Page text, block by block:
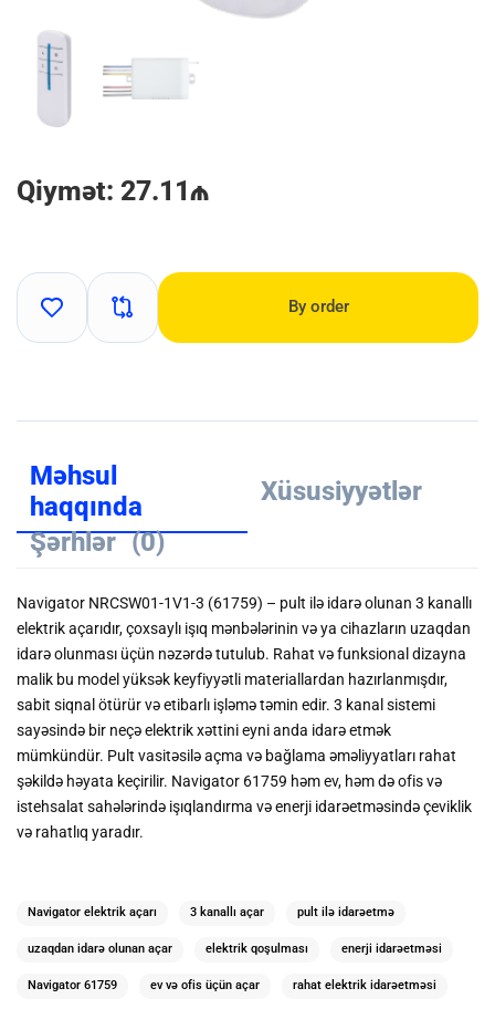
Qiymət: 27.11₼
By order
Məhsul
haqqında
Xüsusiyyətlər
Şərhlər (0)
Navigator NRCSW01-1V1-3 (61759) – pult ilə idarə olunan 3 kanallı
elektrik açarıdır, çoxsaylı işıq mənbələrinin və ya cihazların uzaqdan
idarə olunması üçün nəzərdə tutulub. Rahat və funksional dizayna
malik bu model yüksək keyfiyyətli materiallardan hazırlanmışdır,
sabit siqnal ötürür və etibarlı işləmə təmin edir. 3 kanal sistemi
sayəsində bir neçə elektrik xəttini eyni anda idarə etmək
mümkündür. Pult vasitəsilə açma və bağlama əməliyyatları rahat
şəkildə həyata keçirilir. Navigator 61759 həm ev, həm də ofis və
istehsalat sahələrində işıqlandırma və enerji idarəetməsində çeviklik
və rahatlıq yaradır.
Navigator elektrik açarı 3 kanallı açar pult ilə idarəetmə
uzaqdan idarə olunan açar elektrik qoşulması enerji idarəetməsi
Navigator 61759 ev və ofis üçün açar rahat elektrik idarəetməsi